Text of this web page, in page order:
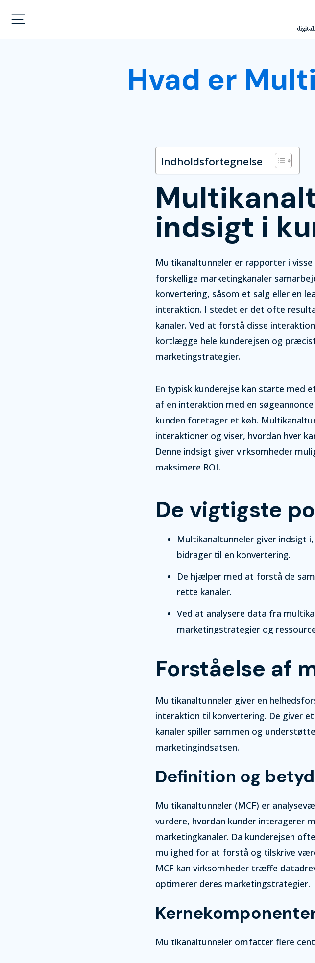
Hvad er
Indholdsfortegnelse
indsigt i
Multikanaltunneler er rapporter i
forskellige marketingkanaler
konvertering, såsom et salg eller en
interaktion. I stedet er det ofte
kanaler. Ved at forstå disse
kortlægge hele kunderejsen og
marketingstrategier.
En typisk kunderejse kan starte med
af en interaktion med en
kunden foretager et køb.
interaktioner og viser, hvordan hver
Denne indsigt giver virksomheder
maksimere ROI.
De vigtigste
Multikanaltunneler giver indsigt
bidrager til en konvertering.
De hjælper med at forstå de
rette kanaler.
Ved at analysere data fra
marketingstrategier og
Forståelse af
Multikanaltunneler giver en
interaktion til konvertering. De giver
kanaler spiller sammen og
marketingindsatsen.
Definition og
Multikanaltunneler (MCF) er
vurdere, hvordan kunder interagerer
marketingkanaler. Da kunderejsen
mulighed for at forstå og tilskrive
MCF kan virksomheder træffe
optimerer deres marketingstrategier.
Multikanaltunneler omfatter flere